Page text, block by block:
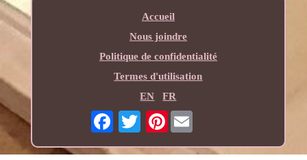
Accueil
Nous joindre
Politique de confidentialité
Termes d'utilisation
EN
FR
Pinterest